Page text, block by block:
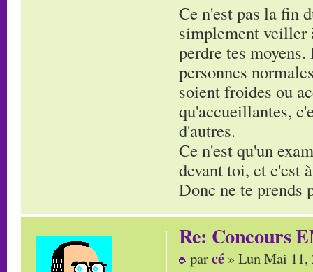
Ce n'est pas la fin
simplement veiller
perdre tes
personnes
soient froides ou
qu'accueillantes,
d'autres.
Ce n'est qu'un
devant toi, et c'est
Donc ne te prends
Re: Concours
parcé » Lun Mai 11,